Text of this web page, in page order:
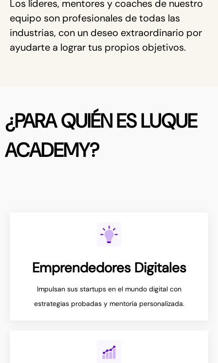
Los líderes, mentores y coaches de nuestro
equipo son profesionales de todas las
industrias, con un deseo extraordinario por
ayudarte a lograr tus propios objetivos.
¿PARA QUIÉN ES LUQUE
ACADEMY?
Emprendedores Digitales
Impulsan sus startups en el mundo digital con
estrategias probadas y mentoría personalizada.